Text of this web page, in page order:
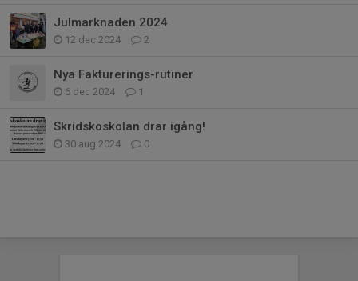
Julmarknaden 2024
12 dec 2024 2
Nya Fakturerings-rutiner
6 dec 2024 1
Skridskoskolan drar igång!
30 aug 2024 0